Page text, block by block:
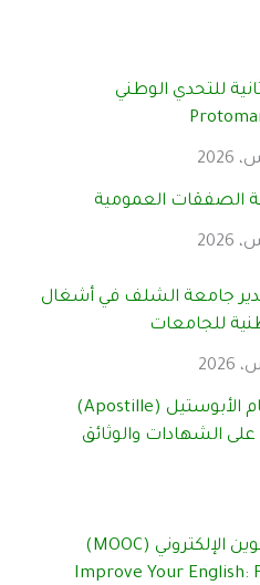
للتحدي الوطني
الصفقات العمومية
جامعة الشلف في أشغال
للجامعات
اعتماد نظام الأبوستيل (Apostille)
الشهادات والوثائق
إطلاق التكوين الإلكتروني (MOOC)
“Improve Your English: